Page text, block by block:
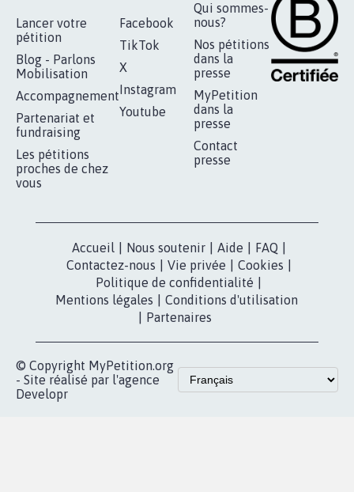
Lancer votre
pétition
Blog - Parlons
Mobilisation
Accompagnement
Partenariat et
fundraising
Les pétitions
proches de chez
vous
Facebook
TikTok
X
Instagram
Youtube
Qui sommes-
nous?
Nos pétitions
dans la
presse
MyPetition
dans la
presse
Contact
presse
Accueil Nous soutenir Aide FAQ
Contactez-nous
Vie privée Cookies
Politique de confidentialité
Mentions légales
Conditions d'utilisation
Partenaires
© Copyright MyPetition.org
- Site réalisé par l'agence
Developr